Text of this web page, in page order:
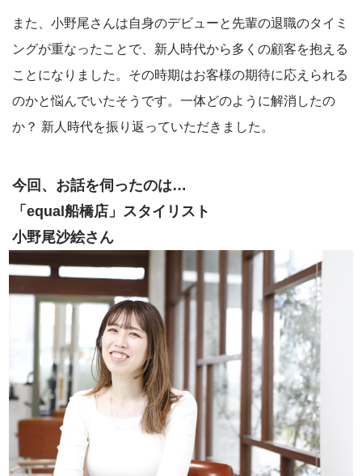
また、小野尾さんは自身のデビューと先輩の退職のタイミ
ングが重なったことで、新人時代から多くの顧客を抱える
ことになりました。その時期はお客様の期待に応えられる
のかと悩んでいたそうです。一体どのように解消したの
か？ 新人時代を振り返っていただきました。
今回、お話を伺ったのは…
「equal船橋店」スタイリスト
小野尾沙絵さん